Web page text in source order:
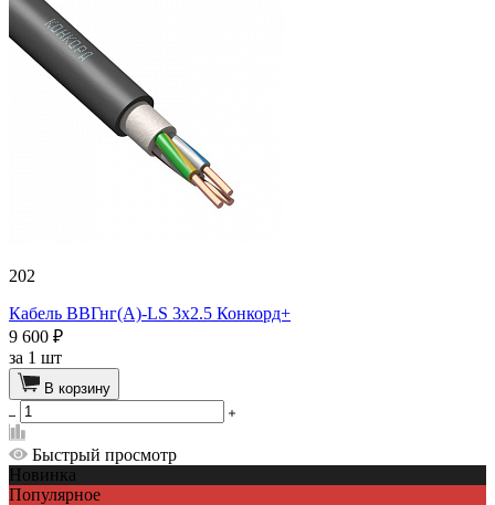
202
Кабель ВВГнг(А)-LS 3х2.5 Конкорд+
9 600 ₽
за 1 шт
В корзину
Быстрый просмотр
Новинка
Популярное